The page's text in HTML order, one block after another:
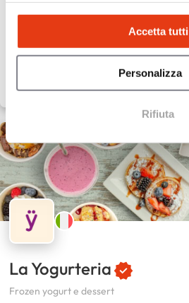
Accetta tutti
Personalizza
Rifiuta
50.000 €Capitale proprio
La Yogurteria
Frozen yogurt e dessert